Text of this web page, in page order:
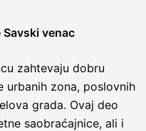
venac
zahtevaju dobru
urbanih zona, poslovnih
grada. Ovaj deo
saobraćajnice, ali i